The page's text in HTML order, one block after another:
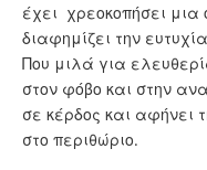
έχει χρεοκοπήσει
διαφημίζει την
Που μιλά για
στον φόβο και στην
σε κέρδος και αφήνει
στο περιθώριο.